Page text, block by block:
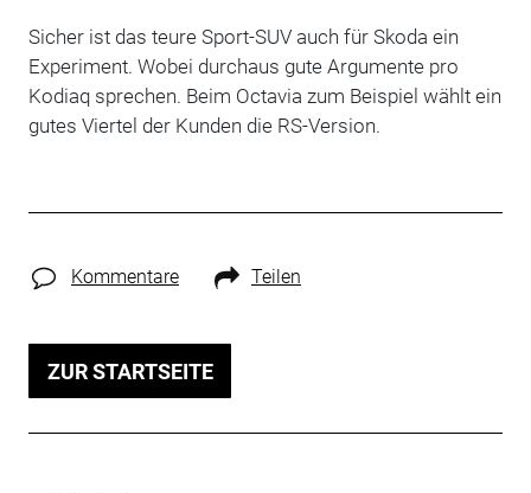
Sicher ist das teure Sport-SUV auch für Skoda ein
Experiment. Wobei durchaus gute Argumente pro
Kodiaq sprechen. Beim Octavia zum Beispiel wählt ein
gutes Viertel der Kunden die RS-Version.
Kommentare Teilen
ZUR STARTSEITE